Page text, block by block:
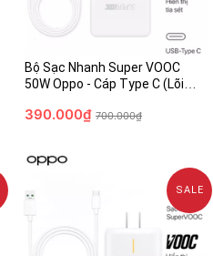
Bộ Sạc Nhanh Super VOOC
50W Oppo - Cáp Type C (Lõi
390.000₫ 700.000₫
SALE